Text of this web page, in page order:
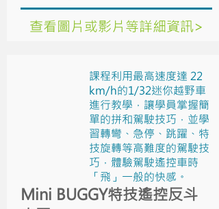
查看圖片或影片等詳細資訊>
課程利用最高速度達 22
km/h的1/32迷你越野車
進行教學，讓學員掌握簡
單的拼和駕駛技巧，並學
習轉彎、急停、跳躍、特
技旋轉等高難度的駕駛技
巧，體驗駕駛遙控車時
「飛」一般的快感。
Mini BUGGY特技遙控反斗